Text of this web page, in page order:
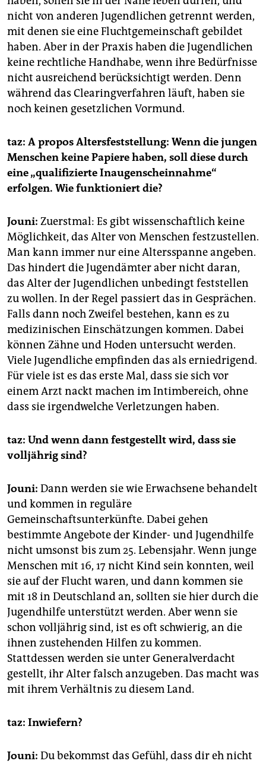
nicht von anderen Jugendlichen getrennt werden,
mit denen sie eine Fluchtgemeinschaft gebildet
haben. Aber in der Praxis haben die Jugendlichen
keine rechtliche Handhabe, wenn ihre Bedürfnisse
nicht ausreichend berücksichtigt werden. Denn
während das Clearingverfahren läuft, haben sie
noch keinen gesetzlichen Vormund.
taz: A propos Altersfeststellung: Wenn die jungen
Menschen keine Papiere haben, soll diese durch
eine „qualifizierte Inaugenscheinnahme“
erfolgen. Wie funktioniert die?
Jouni: Zuerstmal: Es gibt wissenschaftlich keine
Möglichkeit, das Alter von Menschen festzustellen.
Man kann immer nur eine Altersspanne angeben.
Das hindert die Jugendämter aber nicht daran,
das Alter der Jugendlichen unbedingt feststellen
zu wollen. In der Regel passiert das in Gesprächen.
Falls dann noch Zweifel bestehen, kann es zu
medizinischen Einschätzungen kommen. Dabei
können Zähne und Hoden untersucht werden.
Viele Jugendliche empfinden das als erniedrigend.
Für viele ist es das erste Mal, dass sie sich vor
einem Arzt nackt machen im Intimbereich, ohne
dass sie irgendwelche Verletzungen haben.
taz: Und wenn dann festgestellt wird, dass sie
volljährig sind?
Jouni: Dann werden sie wie Erwachsene behandelt
und kommen in reguläre
Gemeinschaftsunterkünfte. Dabei gehen
bestimmte Angebote der Kinder- und Jugendhilfe
nicht umsonst bis zum 25. Lebensjahr. Wenn junge
Menschen mit 16, 17 nicht Kind sein konnten, weil
sie auf der Flucht waren, und dann kommen sie
mit 18 in Deutschland an, sollten sie hier durch die
Jugendhilfe unterstützt werden. Aber wenn sie
schon volljährig sind, ist es oft schwierig, an die
ihnen zustehenden Hilfen zu kommen.
Stattdessen werden sie unter Generalverdacht
gestellt, ihr Alter falsch anzugeben. Das macht was
mit ihrem Verhältnis zu diesem Land.
taz: Inwiefern?
Jouni: Du bekommst das Gefühl, dass dir eh nicht